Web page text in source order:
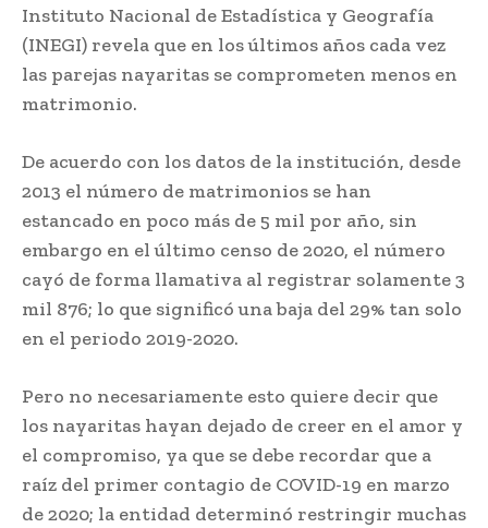
Instituto Nacional de Estadística y Geografía
(INEGI) revela que en los últimos años cada vez
las parejas nayaritas se comprometen menos en
matrimonio.
De acuerdo con los datos de la institución, desde
2013 el número de matrimonios se han
estancado en poco más de 5 mil por año, sin
embargo en el último censo de 2020, el número
cayó de forma llamativa al registrar solamente 3
mil 876; lo que significó una baja del 29% tan solo
en el periodo 2019-2020.
Pero no necesariamente esto quiere decir que
los nayaritas hayan dejado de creer en el amor y
el compromiso, ya que se debe recordar que a
raíz del primer contagio de COVID-19 en marzo
de 2020; la entidad determinó restringir muchas